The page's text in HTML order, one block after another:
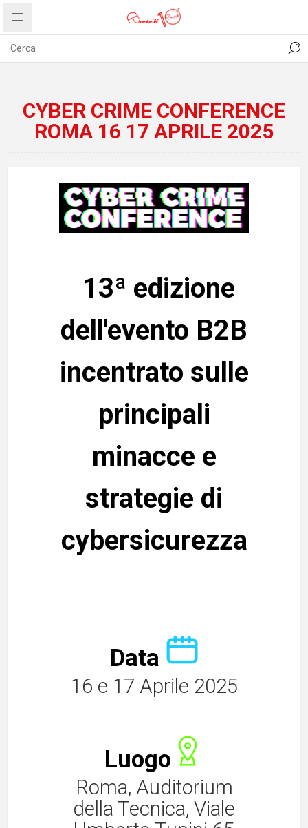
PRIVACY ABOUT US
CYBER CRIME CONFERENCE
ROMA 16 17 APRILE 2025
13ª edizione
dell'evento B2B
incentrato sulle
principali
minacce e
strategie di
cybersicurezza
Data
16 e 17 Aprile 2025
Luogo
Roma, Auditorium
della Tecnica, Viale